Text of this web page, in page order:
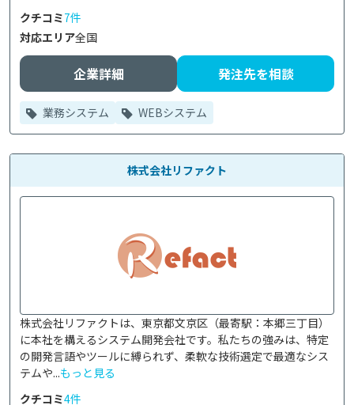
クチコミ7件
対応エリア全国
企業詳細 発注先を相談
業務システム WEBシステム
株式会社リファクト
株式会社リファクトは、東京都文京区（最寄駅：本郷三丁目）
に本社を構えるシステム開発会社です。私たちの強みは、特定
の開発言語やツールに縛られず、柔軟な技術選定で最適なシス
テムや...もっと見る
クチコミ4件